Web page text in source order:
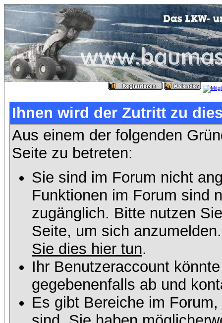
Ihnen wird der Zutritt zu
Aus einem der folgenden
Seite zu betreten:
Sie sind im Forum nicht
Funktionen im Forum sind
zugänglich. Bitte nutzen
Seite, um sich
Sie dies hier tun.
Ihr Benutzeraccount
gegebenenfalls ab und
Es gibt Bereiche im